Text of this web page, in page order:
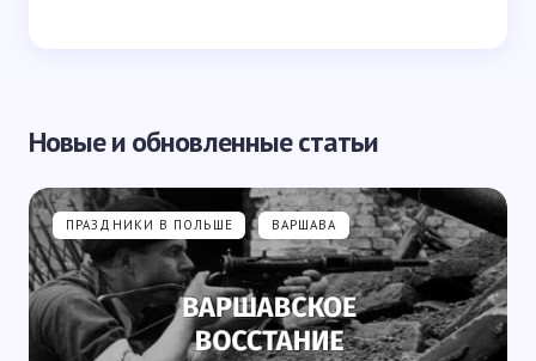
Новые и обновленные статьи
ПРАЗДНИКИ В ПОЛЬШЕ ВАРШАВА